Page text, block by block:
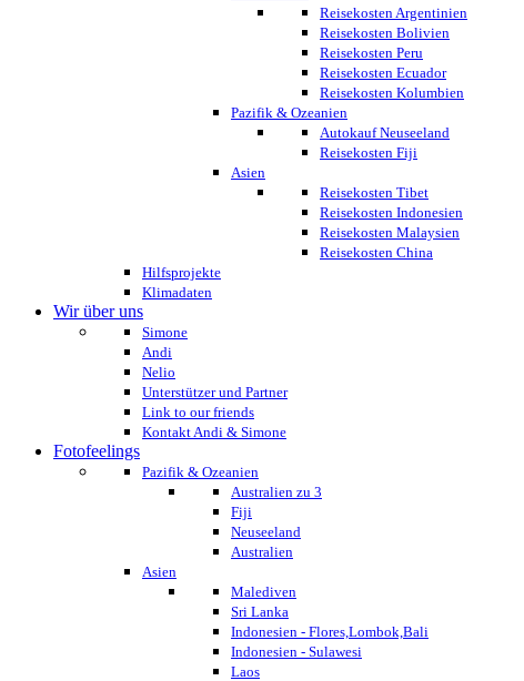
Reisekosten Argentinien
Reisekosten Bolivien
Reisekosten Peru
Reisekosten Ecuador
Reisekosten Kolumbien
Pazifik & Ozeanien
Autokauf Neuseeland
Reisekosten Fiji
Asien
Reisekosten Tibet
Reisekosten Indonesien
Reisekosten Malaysien
Reisekosten China
Hilfsprojekte
Klimadaten
Wir über uns
Simone
Andi
Nelio
Unterstützer und Partner
Link to our friends
Kontakt Andi & Simone
Fotofeelings
Pazifik & Ozeanien
Australien zu 3
Fiji
Neuseeland
Australien
Asien
Malediven
Sri Lanka
Indonesien - Flores,Lombok,Bali
Indonesien - Sulawesi
Laos